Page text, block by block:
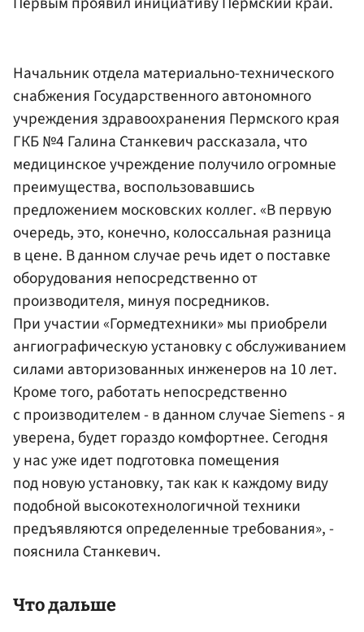
Начальник отдела материально-технического
снабжения Государственного автономного
учреждения здравоохранения Пермского края
ГКБ №4 Галина Станкевич рассказала, что
медицинское учреждение получило огромные
преимущества, воспользовавшись
предложением московских коллег. «В первую
очередь, это, конечно, колоссальная разница
в цене. В данном случае речь идет о поставке
оборудования непосредственно от
производителя, минуя посредников.
При участии «Гормедтехники» мы приобрели
ангиографическую установку с обслуживанием
силами авторизованных инженеров на 10 лет.
Кроме того, работать непосредственно
с производителем - в данном случае Siemens - я
уверена, будет гораздо комфортнее. Сегодня
у нас уже идет подготовка помещения
под новую установку, так как к каждому виду
подобной высокотехнологичной техники
предъявляются определенные требования», -
пояснила Станкевич.
Что дальше